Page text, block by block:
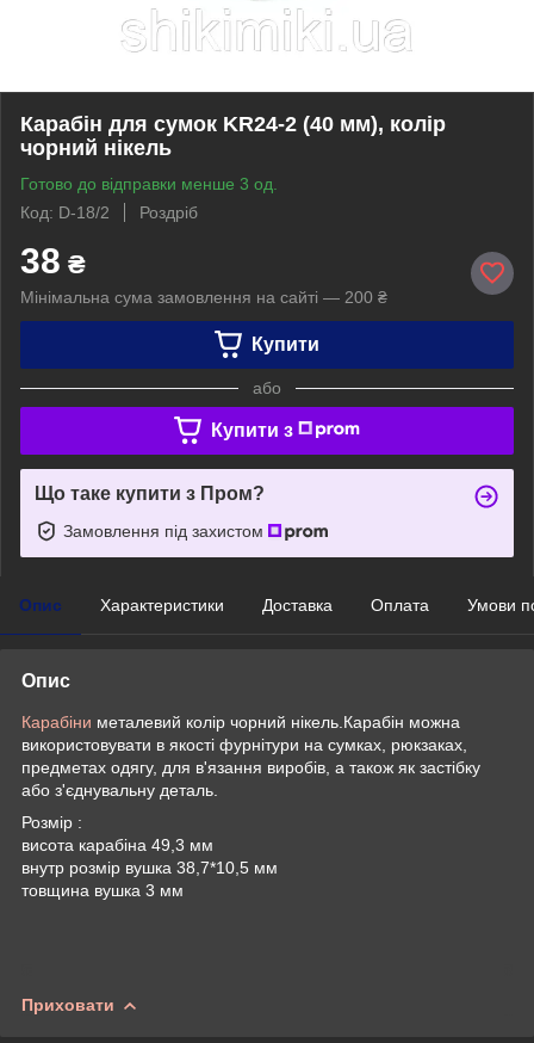
Карабін для сумок KR24-2 (40 мм), колір
чорний нікель
Готово до відправки менше 3 од.
Код: D-18/2
Роздріб
38 ₴
Мінімальна сума замовлення на сайті — 200 ₴
Купити
або
Купити з
Що таке купити з Пром?
Замовлення під захистом
Опис Характеристики Доставка Оплата Умови
Опис
Карабіни металевий колір чорний нікель.Карабін можна
використовувати в якості фурнітури на сумках, рюкзаках,
предметах одягу, для в'язання виробів, а також як застібку
або з'єднувальну деталь.
Розмір :
висота карабіна 49,3 мм
внутр розмір вушка 38,7*10,5 мм
товщина вушка 3 мм
Приховати